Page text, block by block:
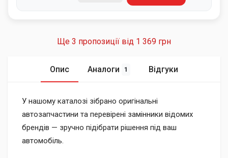
Ще 3 пропозиції від 1 369 грн
Опис Аналоги 1 Відгуки
У нашому каталозі зібрано оригінальні
автозапчастини та перевірені замінники відомих
брендів — зручно підібрати рішення під ваш
автомобіль.